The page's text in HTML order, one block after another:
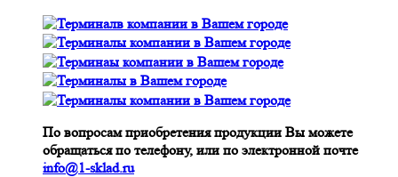
По вопросам приобретения продукции Вы можете
обращаться по телефону, или по электронной почте
info@1-sklad.ru